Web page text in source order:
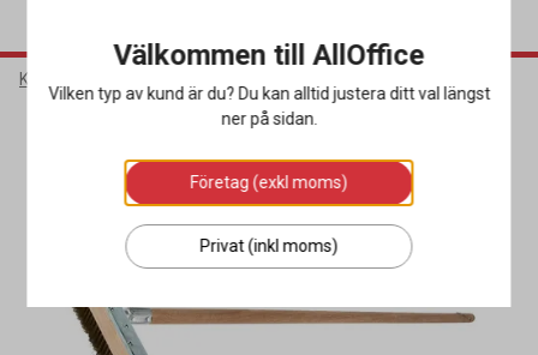
Kök & Servering
Välkommen till AllOffice
Vilken typ av kund är du? Du kan alltid justera ditt val längst
ner på sidan.
Företag (exkl moms)
Privat (inkl moms)